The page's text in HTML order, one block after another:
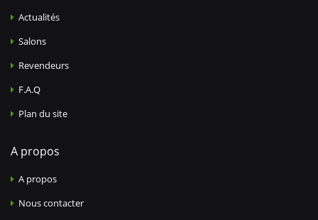
Actualités
Salons
Revendeurs
F.A.Q
Plan du site
A propos
A propos
Nous contacter